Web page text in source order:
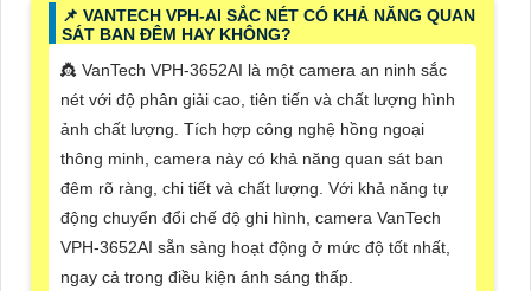
📌 VANTECH VPH-AI SẮC NÉT CÓ KHẢ NĂNG QUAN
SÁT BAN ĐÊM HAY KHÔNG?
👸 VanTech VPH-3652AI là một camera an ninh sắc
nét với độ phân giải cao, tiên tiến và chất lượng hình
ảnh chất lượng. Tích hợp công nghệ hồng ngoại
thông minh, camera này có khả năng quan sát ban
đêm rõ ràng, chi tiết và chất lượng. Với khả năng tự
động chuyển đổi chế độ ghi hình, camera VanTech
VPH-3652AI sẵn sàng hoạt động ở mức độ tốt nhất,
ngay cả trong điều kiện ánh sáng thấp.